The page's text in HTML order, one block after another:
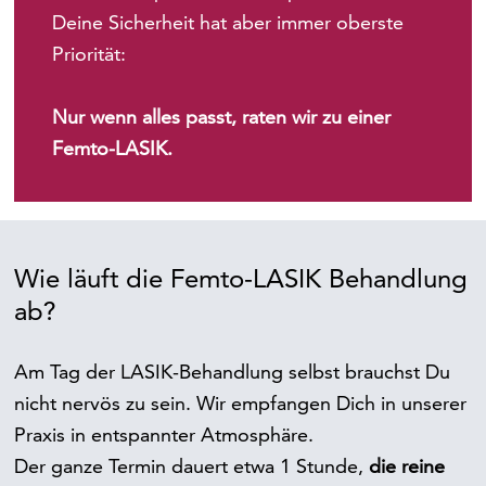
Deine Sicherheit hat aber immer oberste
Priorität:
Nur wenn alles passt, raten wir zu einer
Femto-LASIK.
Wie läuft die Femto-LASIK Behandlung
ab?
Am Tag der LASIK-Behandlung selbst brauchst Du
nicht nervös zu sein. Wir empfangen Dich in unserer
Praxis in entspannter Atmosphäre.
Der ganze Termin dauert etwa 1 Stunde,die reine